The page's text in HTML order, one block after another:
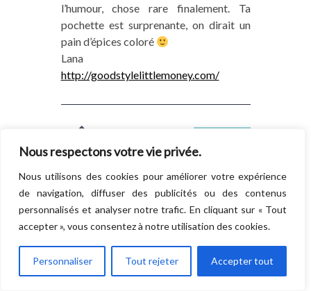
Nous respectons votre vie privée.
Nous utilisons des cookies pour améliorer votre expérience
de navigation, diffuser des publicités ou des contenus
personnalisés et analyser notre trafic. En cliquant sur « Tout
accepter », vous consentez à notre utilisation des cookies.
Personnaliser Tout rejeter Accepter tout
l’humour, chose rare finalement. Ta
pochette est surprenante, on dirait un
pain d’épices coloré
Lana
http://goodstylelittlemoney.com/
19/06/2014 À 22:32
licorne.com/because-im-happy/